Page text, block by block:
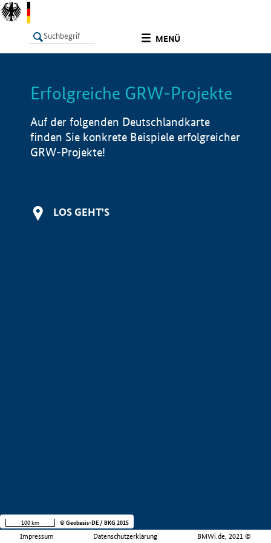
MENÜ
LISTE Info
Erfolgreiche GRW-Projekte
Auf der folgenden Deutschlandkarte
finden Sie konkrete Beispiele erfolgreicher
GRW-Projekte!
LOS GEHT'S
Impressum Datenschutzerklärung BMWi.de, 2021 ©
100 km © Geobasis-DE / BKG 2015